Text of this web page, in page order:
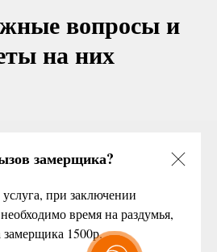
вопросы и
на них
замерщика?
при заключении
время на раздумья,
замерщика 1500р.